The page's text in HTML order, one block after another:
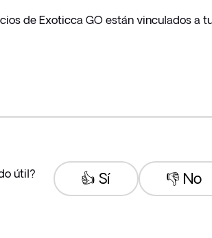
de Exoticca GO están vinculados a
útil? 👎 No
👍 Sí